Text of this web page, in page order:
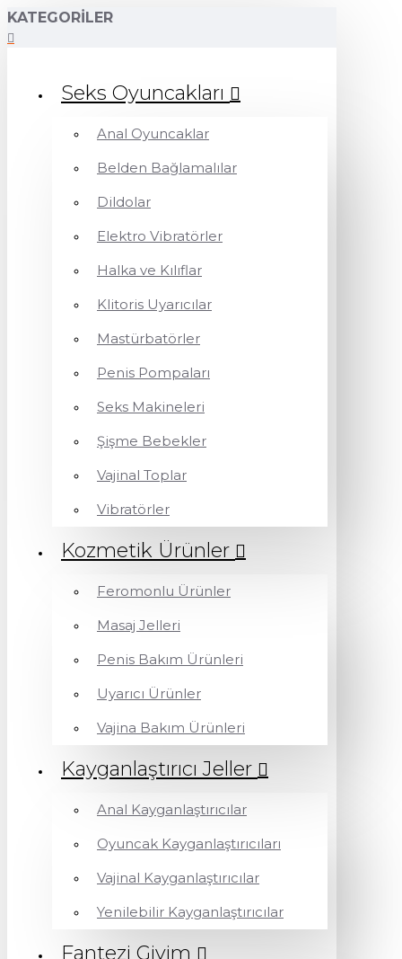
KATEGORILER
Seks Oyuncakları
Anal Oyuncaklar
Belden Bağlamalılar
Dildolar
Elektro Vibratörler
Halka ve Kılıflar
Klitoris Uyarıcılar
Mastürbatörler
Penis Pompaları
Seks Makineleri
Şişme Bebekler
Vajinal Toplar
Vibratörler
Kozmetik Ürünler
Feromonlu Ürünler
Masaj Jelleri
Penis Bakım Ürünleri
Uyarıcı Ürünler
Vajina Bakım Ürünleri
Kayganlaştırıcı Jeller
Anal Kayganlaştırıcılar
Oyuncak Kayganlaştırıcıları
Vajinal Kayganlaştırıcılar
Yenilebilir Kayganlaştırıcılar
Fantezi Giyim